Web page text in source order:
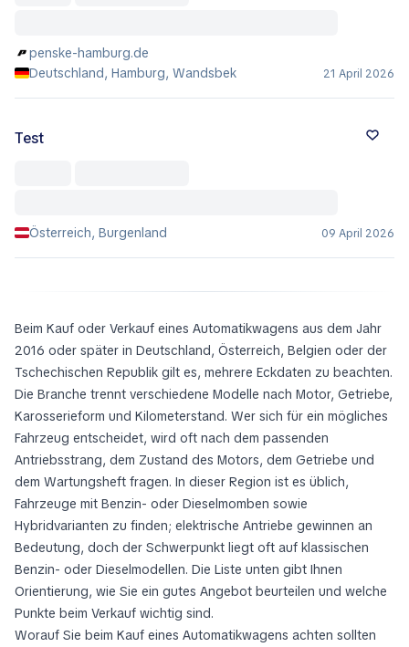
penske-hamburg.de
Deutschland, Hamburg, Wandsbek
21 April 2026
Test
Österreich, Burgenland 09 April 2026
Beim Kauf oder Verkauf eines Automatikwagens aus dem Jahr
2016 oder später in Deutschland, Österreich, Belgien oder der
Tschechischen Republik gilt es, mehrere Eckdaten zu beachten.
Die Branche trennt verschiedene Modelle nach Motor, Getriebe,
Karosserieform und Kilometerstand. Wer sich für ein mögliches
Fahrzeug entscheidet, wird oft nach dem passenden
Antriebsstrang, dem Zustand des Motors, dem Getriebe und
dem Wartungsheft fragen. In dieser Region ist es üblich,
Fahrzeuge mit Benzin- oder Dieselmomben sowie
Hybridvarianten zu finden; elektrische Antriebe gewinnen an
Bedeutung, doch der Schwerpunkt liegt oft auf klassischen
Benzin- oder Dieselmodellen. Die Liste unten gibt Ihnen
Orientierung, wie Sie ein gutes Angebot beurteilen und welche
Punkte beim Verkauf wichtig sind.
Worauf Sie beim Kauf eines Automatikwagens achten sollten